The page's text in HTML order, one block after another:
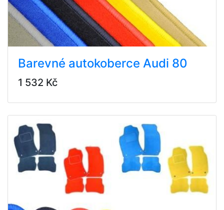
Barevné autokoberce Audi 80
1 532 Kč